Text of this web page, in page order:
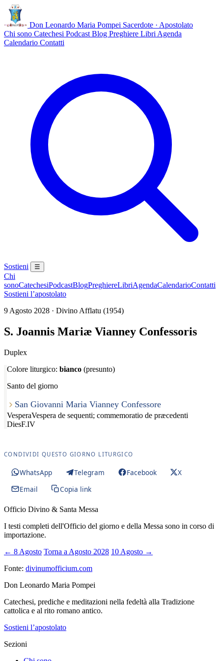
Don Leonardo Maria Pompei Sacerdote · Apostolato
Chi sono Catechesi Podcast Blog Preghiere Libri Agenda
Calendario Contatti
Sostieni ☰
Chi
sonoCatechesiPodcastBlogPreghiereLibriAgendaCalendarioContatti
Sostieni l’apostolato
9 Agosto 2028 · Divino Afflatu (1954)
S. Joannis Mariæ Vianney Confessoris
Duplex
Colore liturgico: bianco (presunto)
Santo del giorno
San Giovanni Maria Vianney Confessore
VesperaVespera de sequenti; commemoratio de præcedenti
DiesF.IV
CONDIVIDI QUESTO GIORNO LITURGICO
WhatsApp Telegram Facebook
X
Email
Copia link
Officio Divino & Santa Messa
I testi completi dell'Officio del giorno e della Messa sono in corso di
importazione.
← 8 Agosto Torna a Agosto 2028 10 Agosto →
Fonte: divinumofficium.com
Don Leonardo Maria Pompei
Catechesi, prediche e meditazioni nella fedeltà alla Tradizione
cattolica e al rito romano antico.
Sostieni l’apostolato
Sezioni